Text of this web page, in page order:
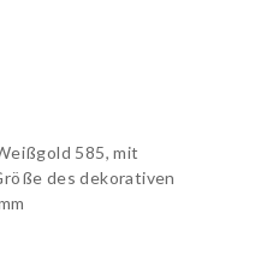
585, mit
des dekorativen